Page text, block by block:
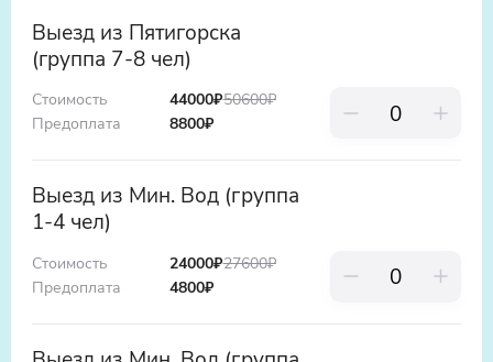
Выезд из Пятигорска
(группа 7-8 чел)
Стоимость
Предоплата
44000₽50600₽
8800₽
Выезд из Мин. Вод (группа
1-4 чел)
Стоимость
Предоплата
24000₽27600₽
4800₽